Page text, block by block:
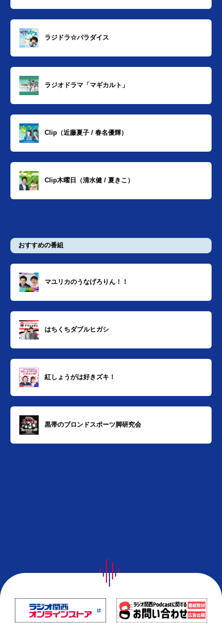
ラジドラ☆パラダイス
ラジオドラマ「マギカルト」
Clip（近藤夏子 / 春名優輝）
Clip木曜日（清水健 / 夏きこ）
おすすめの番組
マユリカのうなげろりん！！
はちくちダブルヒガシ
紅しょうがは好きズキ！
黒帯のブロンドスポーツ脚研究会